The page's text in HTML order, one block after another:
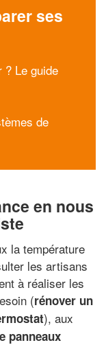
ses
? Le guide
de
en nous
la température
les artisans
à réaliser les
(rénover un
), aux
panneaux